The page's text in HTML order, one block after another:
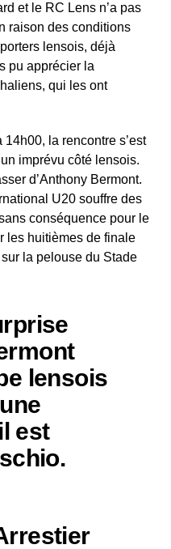
et le RC Lens n’a pas
raison des conditions
lensois, déjà
pu apprécier la
qui les ont
la rencontre s’est
imprévu côté lensois.
d’Anthony Bermont.
U20 souffre des
conséquence pour le
les huitièmes de finale
la pelouse du Stade
lensois
est